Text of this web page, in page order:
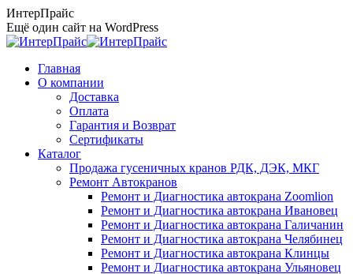
Перейти
к
содержанию
ИнтерПрайс
Ещё один сайт на WordPress
Главная
О компании
Доставка
Оплата
Гарантия и Возврат
Сертификаты
Каталог
Продажа гусеничных кранов РДК, ДЭК, МКГ
Ремонт Автокранов
Ремонт и Диагностика автокрана Zoomlion
Ремонт и Диагностика автокрана Ивановец
Ремонт и Диагностика автокрана Галичанин
Ремонт и Диагностика автокрана Челябинец
Ремонт и Диагностика автокрана Клинцы
Ремонт и Диагностика автокрана Ульяновец